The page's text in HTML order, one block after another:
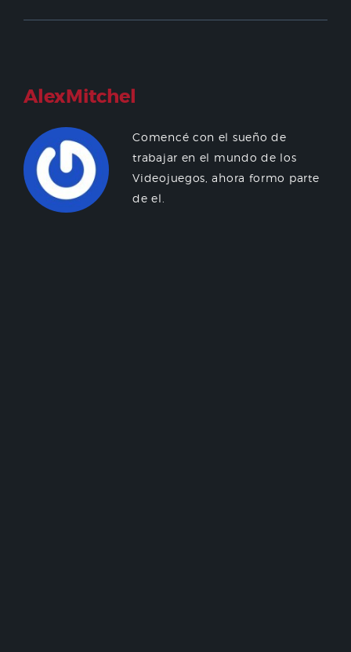
AlexMitchel
Comencé con el sueño de
trabajar en el mundo de los
Videojuegos, ahora formo parte
de el.